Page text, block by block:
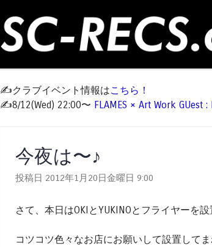
✍️クラブイベント情報はこちら！
✍️8/12(Wed) 22:00〜 FLAMES × Art Work GUest :
今夜は〜♪
投稿日 2012年1月20日金曜日 9:00
さて、本日はOKIとYUKINOとフライヤーを
コツコツ色々なお店にお願いして設置して